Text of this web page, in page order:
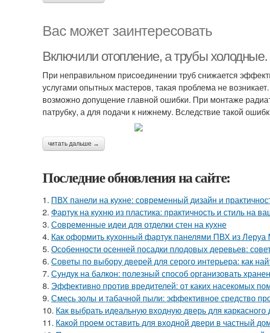
Вас может заинтересовать
Включили отопление, а трубы
При неправильном присоединении труб снижается
услугами опытных мастеров, такая проблема не
возможно допущение главной ошибки. При монтаже
патрубку, а для подачи к нижнему. Вследствие такой
читать дальше →
Последние обновления на сайте:
1. ПВХ панели на кухне: современный дизайн и
2. Фартук на кухню из пластика: практичность и стиль на
3. Современные идеи для отделки стен на кухне
4. Как оформить кухонный фартук панелями ПВХ из Леруа
5. Особенности осенней посадки плодовых деревьев:
6. Советы по выбору дверей для серого интерьера: как
7. Сундук на балкон: полезный способ организовать
8. Эффективно против вредителей: от каких насекомых
9. Смесь золы и табачной пыли: эффективное средство
10. Как выбрать идеальную входную дверь для
11. Какой проем оставить для входной двери в частный